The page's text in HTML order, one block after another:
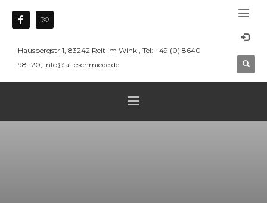
Hausbergstr 1, 83242 Reit im Winkl, Tel: +49 (0) 8640
98 120, info@alteschmiede.de